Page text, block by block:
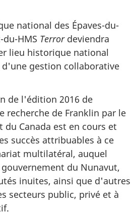
national des Épaves-du-
du-HMS Terrordeviendra
lieu historique national
gestion collaborative
de l'édition 2016 de
recherche de Franklin par le
du Canada est en cours et
succès attribuables à ce
multilatéral, auquel
du Nunavut,
inuites, ainsi que d'autres
secteurs public, privé et à